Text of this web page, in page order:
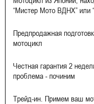
“Мистер Мото ВДНХ” или
Предпродажная
мотоцикл
Честная гарантия 2
проблема - починим
Трейд-ин. Примем ваш